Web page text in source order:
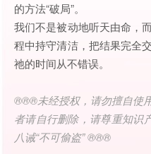
的方法“破局”。
我们不是被动地听天由命，
程中持守清洁，把结果完全
祂的时间从不错误。
®®®未经授权，请勿擅自使
者请自行删除，请尊重知识
八诫“不可偷盗” ®®®